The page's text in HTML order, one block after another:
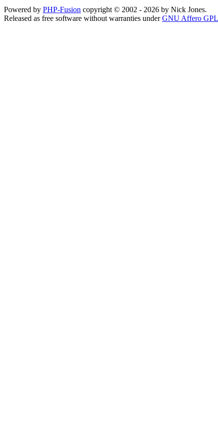
Powered by PHP-Fusion copyright © 2002 - 2026 by Nick Jones.
Released as free software without warranties underGNU Affero GPL